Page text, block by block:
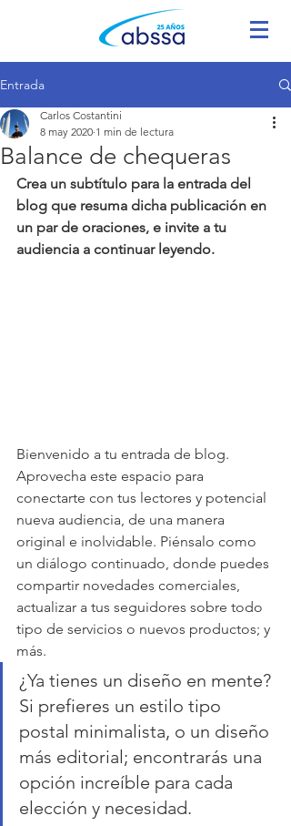
Entrada
Balance de chequeras
Carlos Costantini
8 may 2020 1 min de lectura
Crea un subtítulo para la entrada del
blog que resuma dicha publicación en
un par de oraciones, e invite a tu
audiencia a continuar leyendo.
Bienvenido a tu entrada de blog.
Aprovecha este espacio para
conectarte con tus lectores y potencial
nueva audiencia, de una manera
original e inolvidable. Piénsalo como
un diálogo continuado, donde puedes
compartir novedades comerciales,
actualizar a tus seguidores sobre todo
tipo de servicios o nuevos productos; y
más.
¿Ya tienes un diseño en mente?
Si prefieres un estilo tipo
postal minimalista, o un diseño
más editorial; encontrarás una
opción increíble para cada
elección y necesidad.